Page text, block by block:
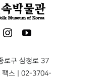
로구 삼청로 37
팩스 | 02-3704-